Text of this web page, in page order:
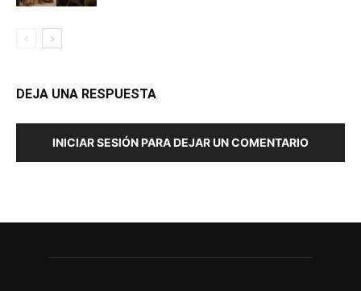
DEJA UNA RESPUESTA
INICIAR SESIÓN PARA DEJAR UN COMENTARIO